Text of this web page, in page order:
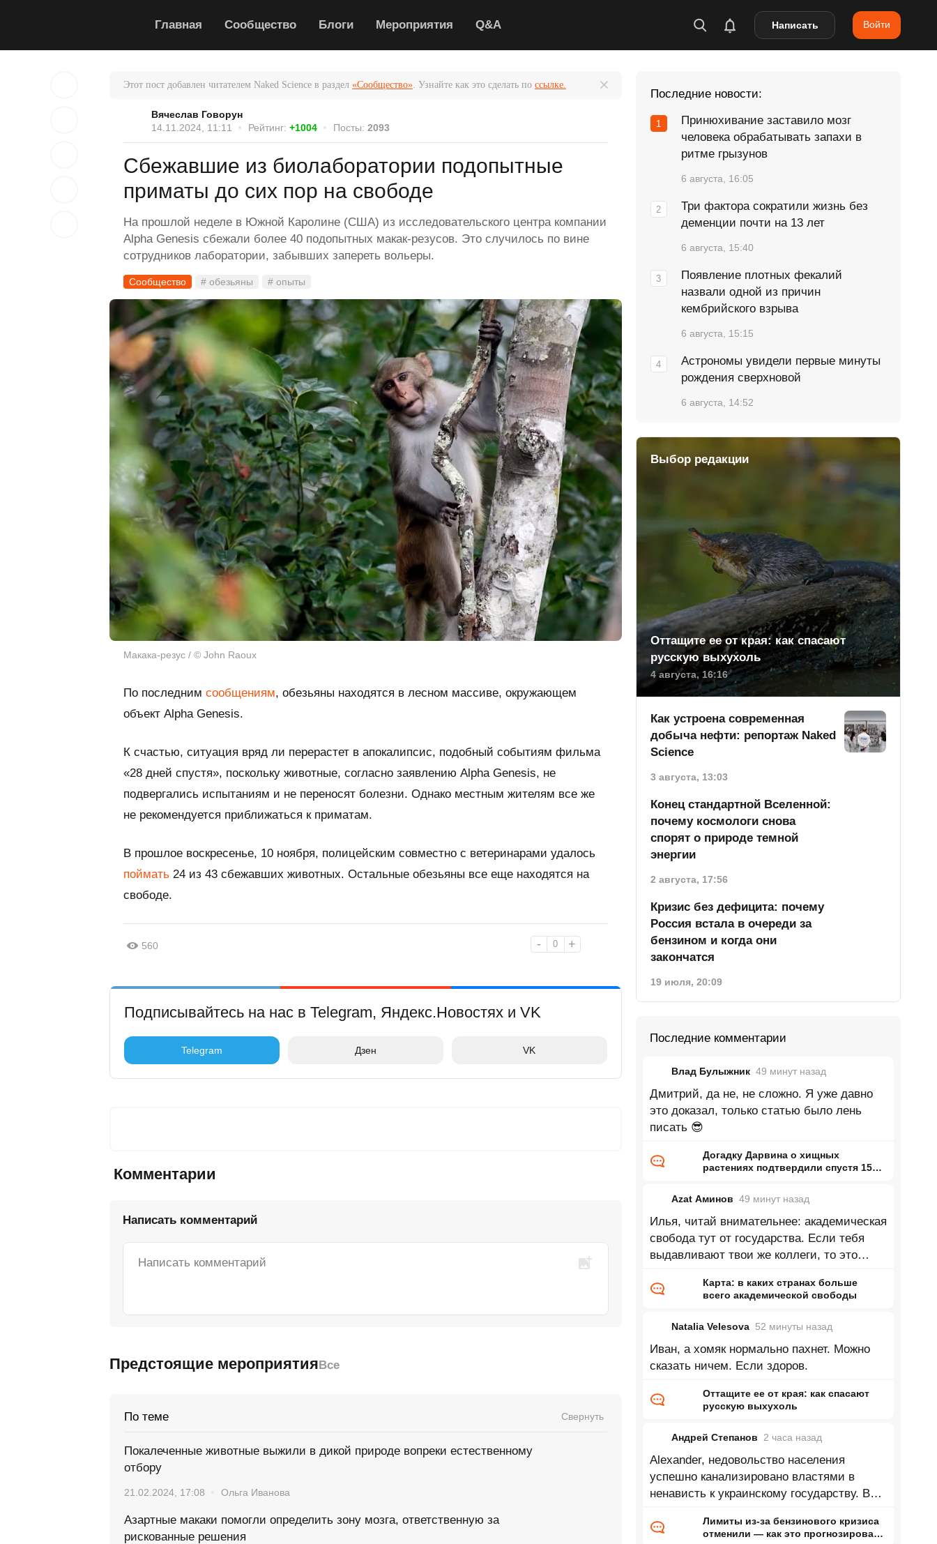
Главная Сообщество Блоги Мероприятия Q&A Написать Войти
Этот пост добавлен читателем Naked Science в раздел «Сообщество». Узнайте как это сделать по ссылке.
Вячеслав Говорун
14.11.2024, 11:11
Рейтинг: +1004 Посты: 2093
Сбежавшие из биолаборатории подопытные
приматы до сих пор на свободе
На прошлой неделе в Южной Каролине (США) из исследовательского центра компании
Alpha Genesis сбежали более 40 подопытных макак-резусов. Это случилось по вине
сотрудников лаборатории, забывших запереть вольеры.
Сообщество # обезьяны # опыты
Макака-резус / © John Raoux
По последним сообщениям, обезьяны находятся в лесном массиве, окружающем
объект Alpha Genesis.
К счастью, ситуация вряд ли перерастет в апокалипсис, подобный событиям фильма
«28 дней спустя», поскольку животные, согласно заявлению Alpha Genesis, не
подвергались испытаниям и не переносят болезни. Однако местным жителям все же
не рекомендуется приближаться к приматам.
В прошлое воскресенье, 10 ноября, полицейским совместно с ветеринарами удалось
поймать 24 из 43 сбежавших животных. Остальные обезьяны все еще находятся на
свободе.
- 0 +
560
Подписывайтесь на нас в Telegram, Яндекс.Новостях и VK
Telegram Дзен VK
Комментарии
Написать комментарий
Предстоящие мероприятияВсе
По теме Свернуть
Покалеченные животные выжили в дикой природе вопреки естественному
отбору
21.02.2024, 17:08 Ольга Иванова
Азартные макаки помогли определить зону мозга, ответственную за
рискованные решения
Последние новости:
Принюхивание заставило мозг
человека обрабатывать запахи в
ритме грызунов
6 августа, 16:05
Три фактора сократили жизнь без
деменции почти на 13 лет
6 августа, 15:40
Появление плотных фекалий
назвали одной из причин
кембрийского взрыва
6 августа, 15:15
Астрономы увидели первые минуты
рождения сверхновой
6 августа, 14:52
Выбор редакции
Оттащите ее от края: как спасают
русскую выхухоль
4 августа, 16:16
Как устроена современная
добыча нефти: репортаж Naked
Science
3 августа, 13:03
Конец стандартной Вселенной:
почему космологи снова
спорят о природе темной
энергии
2 августа, 17:56
Кризис без дефицита: почему
Россия встала в очереди за
бензином и когда они
закончатся
19 июля, 20:09
Последние комментарии
Влад Булыжник 49 минут назад
Дмитрий, да не, не сложно. Я уже давно
это доказал, только статью было лень
писать 😎
Догадку Дарвина о хищных
растениях подтвердили спустя 150
Azat Аминов 49 минут назад
Илья, читай внимательнее: академическая
свобода тут от государства. Если тебя
выдавливают твои же коллеги, то это
Карта: в каких странах больше
всего академической свободы
Natalia Velesova 52 минуты назад
Иван, а хомяк нормально пахнет. Можно
сказать ничем. Если здоров.
Оттащите ее от края: как спасают
русскую выхухоль
Андрей Степанов 2 часа назад
Alexander, недовольство населения
успешно канализировано властями в
ненависть к украинскому государству. В
не
Лимиты из-за бензинового кризиса
отменили — как это прогнозировал